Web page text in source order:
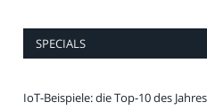
SPECIALS
IoT-Beispiele: die Top-10 des